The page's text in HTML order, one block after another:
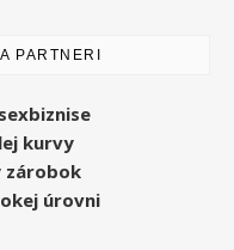
PARTNERI
kurvy
zárobok
úrovni